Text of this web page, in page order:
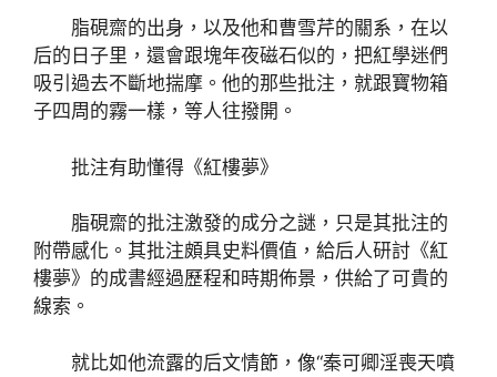
脂硯齋的出身，以及他和曹雪芹的關系，在以
后的日子里，還會跟塊年夜磁石似的，把紅學迷們
吸引過去不斷地揣摩。他的那些批注，就跟寶物箱
子四周的霧一樣，等人往撥開。
批注有助懂得《紅樓夢》
脂硯齋的批注激發的成分之謎，只是其批注的
附帶感化。其批注頗具史料價值，給后人研討《紅
樓夢》的成書經過歷程和時期佈景，供給了可貴的
線索。
就比如他流露的后文情節，像“秦可卿淫喪天噴